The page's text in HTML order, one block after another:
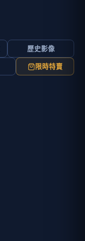
歷史影像
限時特賣